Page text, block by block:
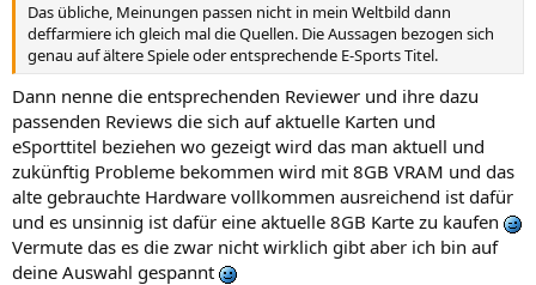
Das übliche, Meinungen passen nicht in mein Weltbild dann
deffarmiere ich gleich mal die Quellen. Die Aussagen bezogen sich
genau auf ältere Spiele oder entsprechende E-Sports Titel.
Dann nenne die entsprechenden Reviewer und ihre dazu
passenden Reviews die sich auf aktuelle Karten und
eSporttitel beziehen wo gezeigt wird das man aktuell und
zukünftig Probleme bekommen wird mit 8GB VRAM und das
alte gebrauchte Hardware vollkommen ausreichend ist dafür
und es unsinnig ist dafür eine aktuelle 8GB Karte zu kaufen
Vermute das es die zwar nicht wirklich gibt aber ich bin auf
deine Auswahl gespannt